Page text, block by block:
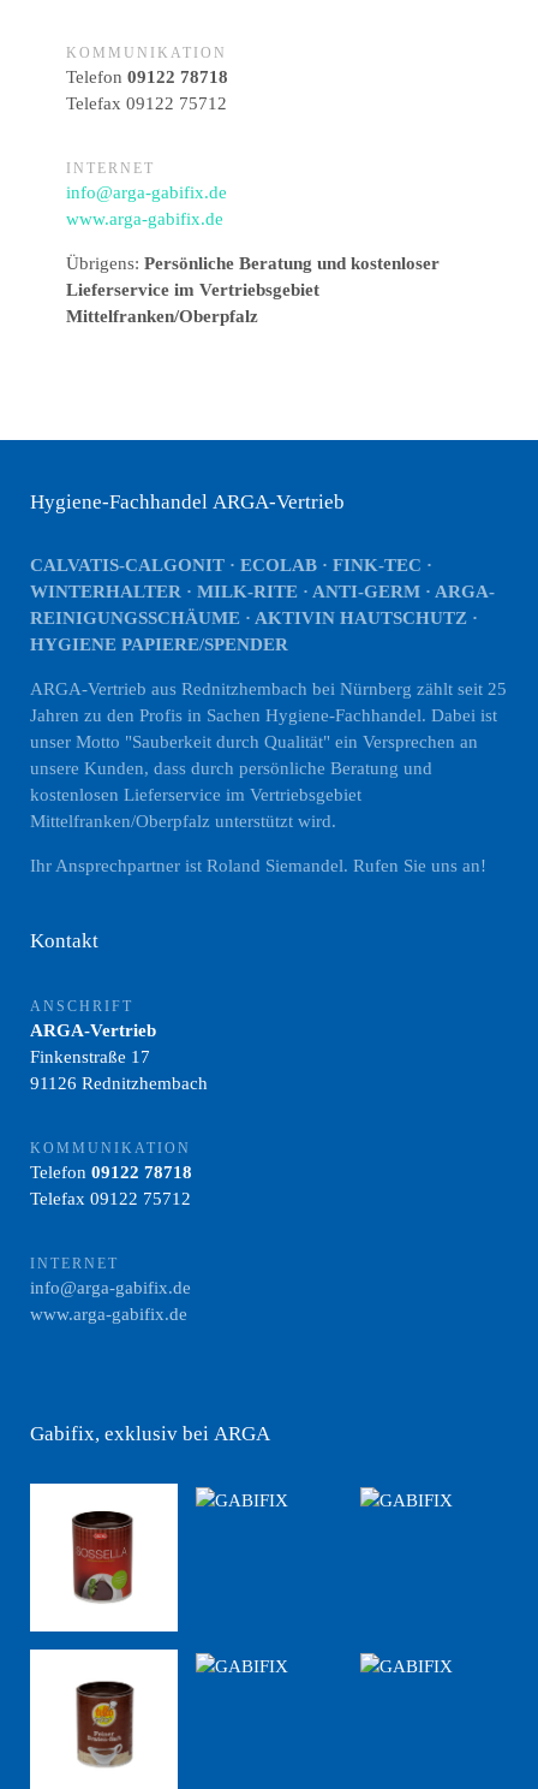
KOMMUNIKATION
Telefon 09122 78718
Telefax 09122 75712
INTERNET
info@arga-gabifix.de
www.arga-gabifix.de
Übrigens: Persönliche Beratung und kostenloser
Lieferservice im Vertriebsgebiet
Mittelfranken/Oberpfalz
Hygiene-Fachhandel ARGA-Vertrieb
CALVATIS-CALGONIT · ECOLAB · FINK-TEC ·
WINTERHALTER · MILK-RITE · ANTI-GERM · ARGA-
REINIGUNGSSCHÄUME · AKTIVIN HAUTSCHUTZ ·
HYGIENE PAPIERE/SPENDER
ARGA-Vertrieb aus Rednitzhembach bei Nürnberg zählt seit 25
Jahren zu den Profis in Sachen Hygiene-Fachhandel. Dabei ist
unser Motto "Sauberkeit durch Qualität" ein Versprechen an
unsere Kunden, dass durch persönliche Beratung und
kostenlosen Lieferservice im Vertriebsgebiet
Mittelfranken/Oberpfalz unterstützt wird.
Ihr Ansprechpartner ist Roland Siemandel. Rufen Sie uns an!
Kontakt
ANSCHRIFT
ARGA-Vertrieb
Finkenstraße 17
91126 Rednitzhembach
KOMMUNIKATION
Telefon 09122 78718
Telefax 09122 75712
INTERNET
info@arga-gabifix.de
www.arga-gabifix.de
Gabifix, exklusiv bei ARGA